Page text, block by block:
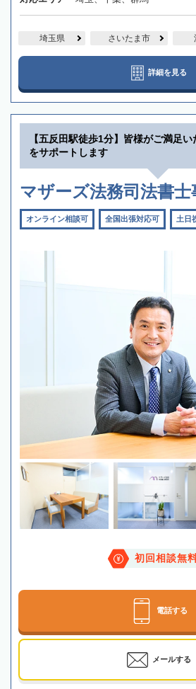
埼玉県 さいたま市
詳細を見る
【五反田駅徒歩1分】皆様がご満足
をサポートします
マザーズ法務司法書士
オンライン相談可 全国出張対応可 土日
初回相談無
電話する
メールする